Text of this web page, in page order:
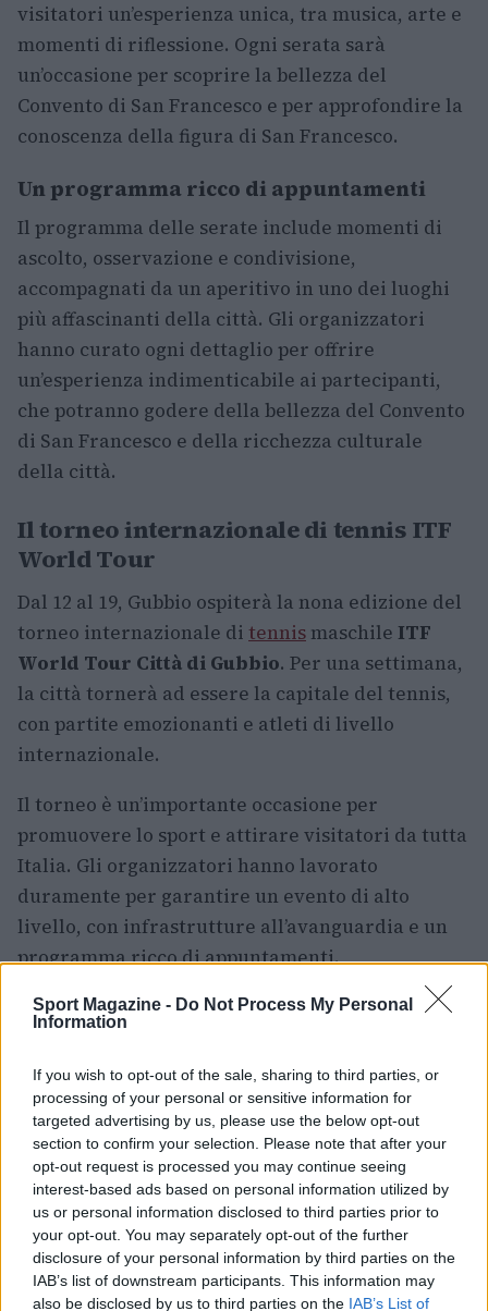
Sport Magazine - Do Not Process My Personal
Information
If you wish to opt-out of the sale, sharing to third parties, or
processing of your personal or sensitive information for
targeted advertising by us, please use the below opt-out
section to confirm your selection. Please note that after your
opt-out request is processed you may continue seeing
interest-based ads based on personal information utilized by
us or personal information disclosed to third parties prior to
your opt-out. You may separately opt-out of the further
disclosure of your personal information by third parties on the
IAB’s list of downstream participants. This information may
also be disclosed by us to third parties on the IAB’s List of
visitatori un’esperienza unica, tra musica, arte e
momenti di riflessione. Ogni serata sarà
un’occasione per scoprire la bellezza del
Convento di San Francesco e per approfondire la
conoscenza della figura di San Francesco.
Un programma ricco di appuntamenti
Il programma delle serate include momenti di
ascolto, osservazione e condivisione,
accompagnati da un aperitivo in uno dei luoghi
più affascinanti della città. Gli organizzatori
hanno curato ogni dettaglio per offrire
un’esperienza indimenticabile ai partecipanti,
che potranno godere della bellezza del Convento
di San Francesco e della ricchezza culturale
della città.
Il torneo internazionale di tennis ITF
World Tour
Dal 12 al 19, Gubbio ospiterà la nona edizione del
torneo internazionale di tennis maschile ITF
World Tour Città di Gubbio. Per una settimana,
la città tornerà ad essere la capitale del tennis,
con partite emozionanti e atleti di livello
internazionale.
Il torneo è un’importante occasione per
promuovere lo sport e attirare visitatori da tutta
Italia. Gli organizzatori hanno lavorato
duramente per garantire un evento di alto
livello, con infrastrutture all’avanguardia e un
programma ricco di appuntamenti.
Un evento di rilievo internazionale
appuntamento imperdibile per gli appassionati
di tennis. Le partite si svolgeranno in
un’atmosfera di grande entusiasmo, con il
supporto dei tifosi e la partecipazione di atleti di
livello mondiale. La città di Gubbio si prepara a
ospitare questo evento con grande orgoglio e
determinazione, consapevole dell’importanza di
promuovere lo sport e la cultura.